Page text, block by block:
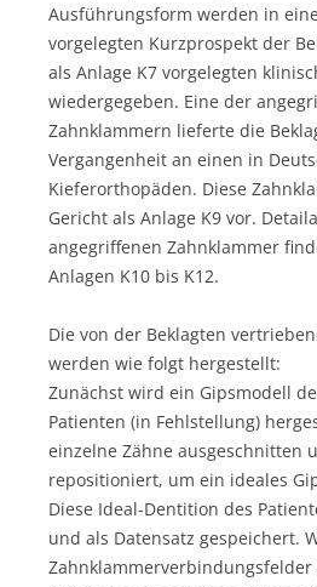
Ausführungsform werden in
vorgelegten Kurzprospekt der
als Anlage K7 vorgelegten
wiedergegeben. Eine der
Zahnklammern lieferte die
Vergangenheit an einen in
Kieferorthopäden. Diese
Gericht als Anlage K9 vor.
angegriffenen Zahnklammer
Anlagen K10 bis K12.
Die von der Beklagten
werden wie folgt hergestellt:
Zunächst wird ein Gipsmodell
Patienten (in Fehlstellung)
einzelne Zähne ausgeschnitten
repositioniert, um ein ideales
Diese Ideal-Dentition des
und als Datensatz gespeichert.